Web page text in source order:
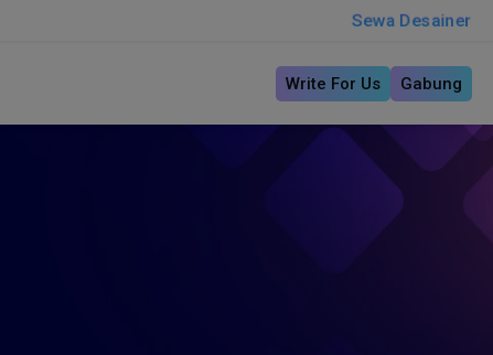
Sewa Desainer
Write For Us Gabung